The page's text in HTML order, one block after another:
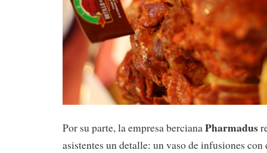
Por su parte, la empresa bercianaPharmadus
asistentes un detalle: un vaso de infusiones con